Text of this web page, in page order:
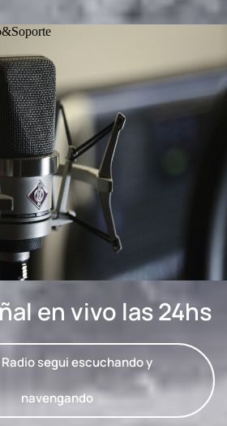
en vivo las 24hs
segui escuchando y
navengando